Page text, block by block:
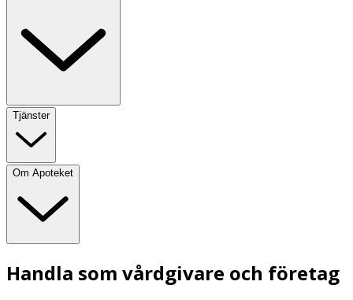
Tjänster
Om Apoteket
Handla som vårdgivare och företag